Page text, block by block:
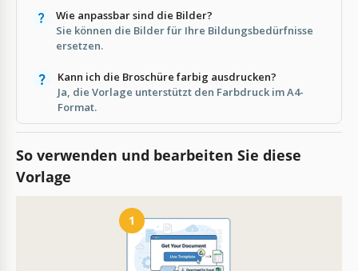
Wie anpassbar sind die Bilder?
Sie können die Bilder für Ihre Bildungsbedürfnisse
ersetzen.
Kann ich die Broschüre farbig ausdrucken?
Ja, die Vorlage unterstützt den Farbdruck im A4-
Format.
So verwenden und bearbeiten Sie diese
Vorlage
1